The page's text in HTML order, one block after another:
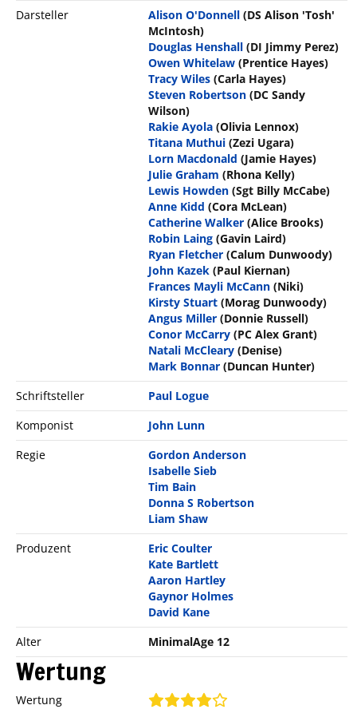
Darsteller
Alison O'Donnell (DS Alison 'Tosh'
McIntosh)
Douglas Henshall (DI Jimmy Perez)
Owen Whitelaw (Prentice Hayes)
Tracy Wiles (Carla Hayes)
Steven Robertson (DC Sandy
Wilson)
Rakie Ayola (Olivia Lennox)
Titana Muthui (Zezi Ugara)
Lorn Macdonald (Jamie Hayes)
Julie Graham (Rhona Kelly)
Lewis Howden (Sgt Billy McCabe)
Anne Kidd (Cora McLean)
Catherine Walker (Alice Brooks)
Robin Laing (Gavin Laird)
Ryan Fletcher (Calum Dunwoody)
John Kazek (Paul Kiernan)
Frances Mayli McCann (Niki)
Kirsty Stuart (Morag Dunwoody)
Angus Miller (Donnie Russell)
Conor McCarry (PC Alex Grant)
Natali McCleary (Denise)
Mark Bonnar (Duncan Hunter)
Schriftsteller
Paul Logue
Komponist
John Lunn
Regie
Gordon Anderson
Isabelle Sieb
Tim Bain
Donna S Robertson
Liam Shaw
Produzent
Eric Coulter
Kate Bartlett
Aaron Hartley
Gaynor Holmes
David Kane
Alter
MinimalAge 12
Wertung
Wertung